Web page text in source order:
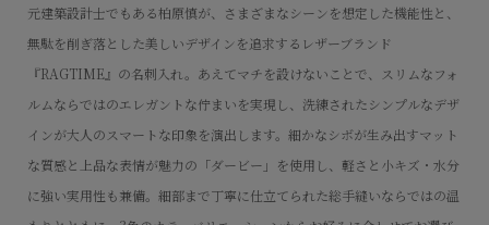
元建築設計士でもある柏原慎が、さまざまなシーンを想定した機能性と、
無駄を削ぎ落とした美しいデザインを追求するレザーブランド
『RAGTIME』の名刺入れ。あえてマチを設けないことで、スリムなフォ
ルムならではのエレガントな佇まいを実現し、洗練されたシンプルなデザ
インが大人のスマートな印象を演出します。細かなシボが生み出すマット
な質感と上品な表情が魅力の「ダービー」を使用し、軽さと小キズ・水分
に強い実用性も兼備。細部まで丁寧に仕立てられた総手縫いならではの温